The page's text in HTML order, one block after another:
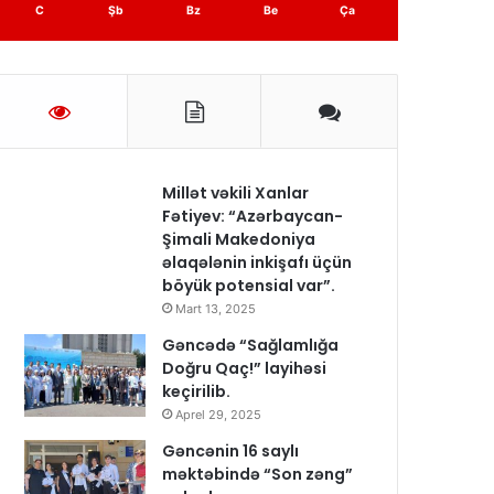
C Şb Bz Be Ça
Millət vəkili Xanlar
Fətiyev: “Azərbaycan-
Şimali Makedoniya
əlaqələnin inkişafı üçün
böyük potensial var”.
Mart 13, 2025
Gəncədə “Sağlamlığa
Doğru Qaç!” layihəsi
keçirilib.
Aprel 29, 2025
Gəncənin 16 saylı
məktəbində “Son zəng”